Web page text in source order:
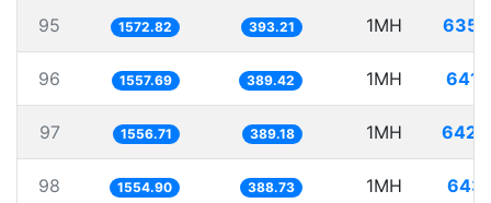
95 1572.82 393.21 1MH
96 1557.69 389.42 1MH
97 1556.71 389.18 1MH
98 1554.90 388.73 1MH